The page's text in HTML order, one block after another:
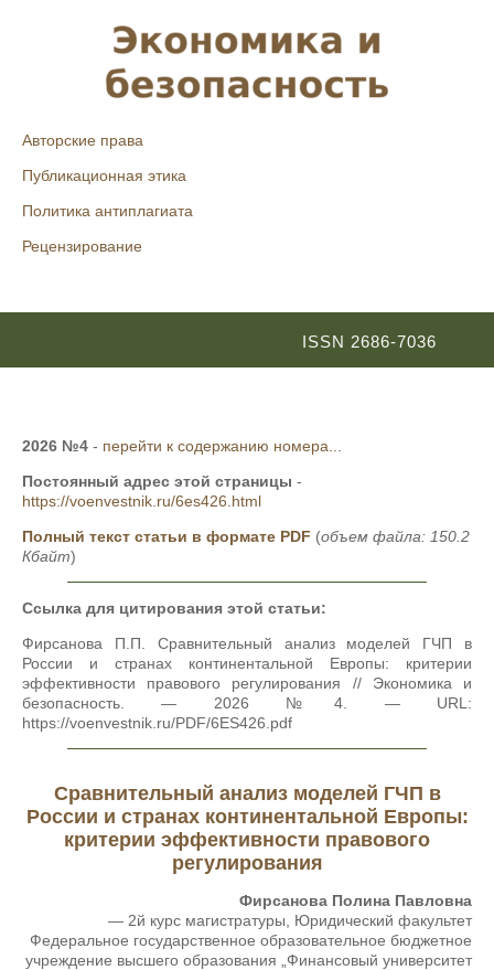
Авторские права
Публикационная этика
Политика антиплагиата
Рецензирование
ISSN 2686-7036
2026 №4 - перейти к содержанию номера...
Постоянный адрес этой страницы -
https://voenvestnik.ru/6es426.html
Полный текст статьи в формате PDF (объем файла: 150.2
Кбайт)
Ссылка для цитирования этой статьи:
Фирсанова П.П. Сравнительный анализ моделей ГЧП в
России и странах континентальной Европы: критерии
эффективности правового регулирования // Экономика и
безопасность. — 2026 №4. — URL:
https://voenvestnik.ru/PDF/6ES426.pdf
Сравнительный анализ моделей ГЧП в
России и странах континентальной Европы:
критерии эффективности правового
регулирования
Фирсанова Полина Павловна
— 2й курс магистратуры, Юридический факультет
Федеральное государственное образовательное бюджетное
учреждение высшего образования „Финансовый университет